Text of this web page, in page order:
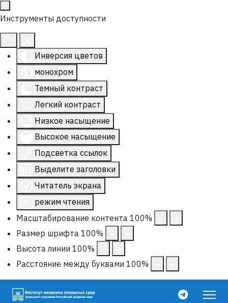
Инструменты доступности
Инверсия цветов
монохром
Темный контраст
Легкий контраст
Низкое насыщение
Высокое насыщение
Подсветка ссылок
Выделите заголовки
Читатель экрана
режим чтения
Масштабирование контента 100%
Размер шрифта 100%
Высота линии 100%
Расстояние между буквами 100%